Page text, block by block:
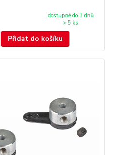
dostupné do 3 dnů
> 5 ks
Přidat do košíku